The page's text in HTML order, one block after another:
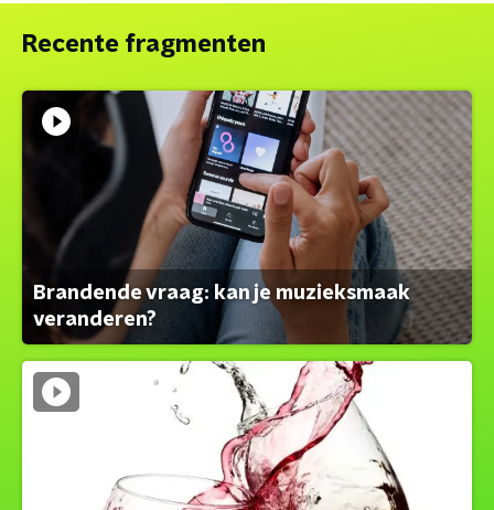
Recente fragmenten
Brandende vraag: kan je muzieksmaak
veranderen?